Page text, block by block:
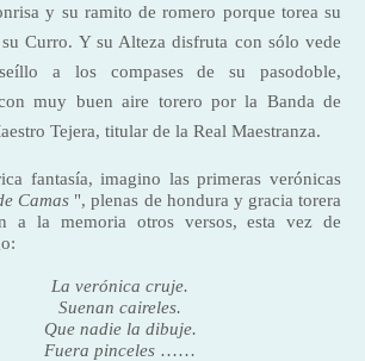
y su ramito de romero porque torea su
Curro. Y su Alteza disfruta con sólo vede
a los compases de su pasodoble,
muy buen aire torero por la Banda de
Tejera, titular de la Real Maestranza.
fantasía, imagino las primeras verónicas
Camas ", plenas de hondura y gracia torera
a la memoria otros versos, esta vez de
La verónica cruje.
Suenan caireles.
Que nadie la dibuje.
Fuera pinceles ……